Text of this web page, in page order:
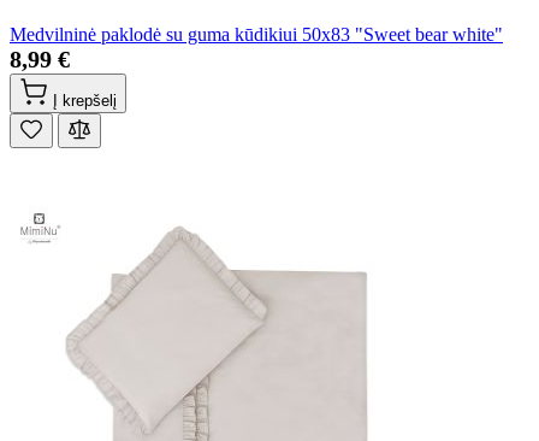
Medvilninė paklodė su guma kūdikiui 50x83 "Sweet bear white"
8,99 €
Į krepšelį